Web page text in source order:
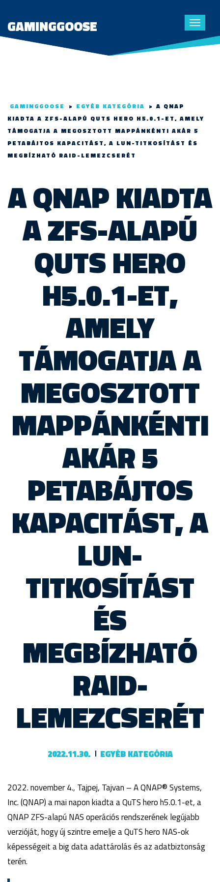
Toggle
GAMINGGOOSE
GAMINGGOOSE > EGYÉB KATEGÓRIA > A QNAP
KIADTA A ZFS-ALAPÚ QUTS HERO H5.0.1-ET, AMELY
TÁMOGATJA A MEGOSZTOTT MAPPÁNKÉNTI AKÁR 5
PETABÁJTOS KAPACITÁST, A LUN-TITKOSÍTÁST ÉS
MEGBÍZHATÓ RAID-LEMEZCSERÉT
A QNAP KIADTA
A ZFS-ALAPÚ
QUTS HERO
H5.0.1-ET,
AMELY
TÁMOGATJA A
MEGOSZTOTT
MAPPÁNKÉNTI
AKÁR 5
PETABÁJTOS
KAPACITÁST, A
LUN-
TITKOSÍTÁST
ÉS
MEGBÍZHATÓ
RAID-
LEMEZCSERÉT
2022.11.30. EGYÉB KATEGÓRIA
2022. november 4., Tajpej, Tajvan – A QNAP® Systems,
Inc. (QNAP) a mai napon kiadta a QuTS hero h5.0.1-et, a
QNAP ZFS-alapú NAS operációs rendszerének legújabb
verzióját, hogy új szintre emelje a QuTS hero NAS-ok
képességeit a big data adattárolás és az adatbiztonság
terén.